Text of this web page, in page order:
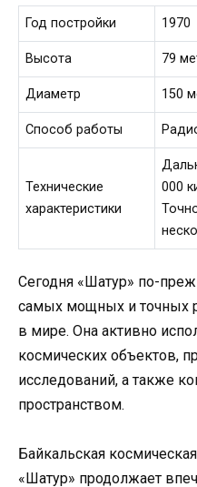
Год постройки 1970
Высота 79
Диаметр 150
Способ работы
Технические
характеристики
000
Сегодня «Шатур» по-
самых мощных и точных
в мире. Она активно
космических объектов,
исследований, а также
пространством.
Байкальская
«Шатур» продолжает